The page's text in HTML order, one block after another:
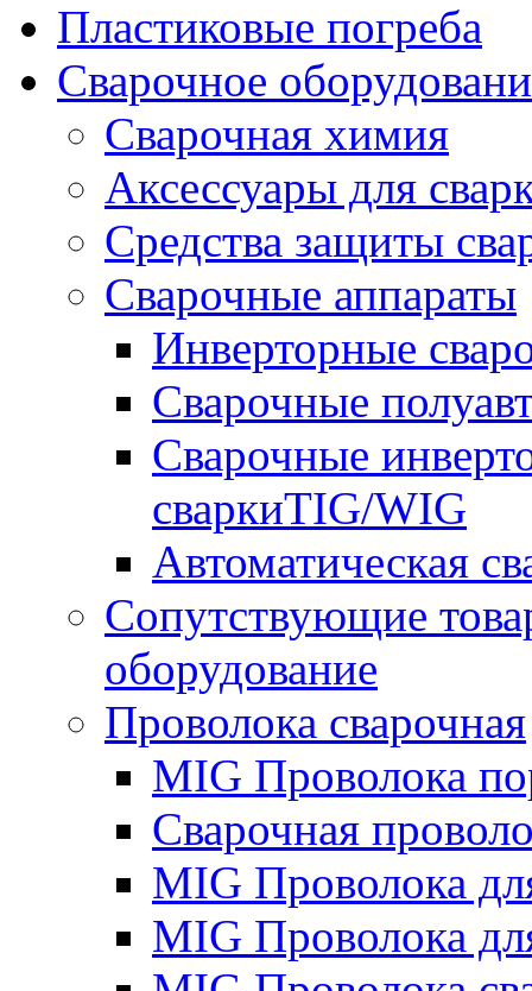
Пластиковые погреба
Сварочное
Сварочная химия
Аксессуары для
Средства защиты
Сварочные аппараты
Инверторные
Сварочные
Сварочные
сваркиTIG/WIG
Автоматическая
Сопутствующие
оборудование
Проволока сварочная
MIG Проволока
Сварочная
MIG Проволока
MIG Проволока